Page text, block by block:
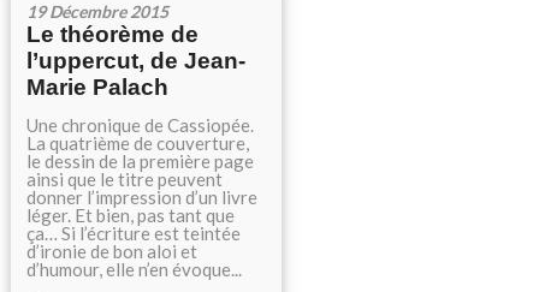
19 Décembre 2015
Le théorème de
l’uppercut, de Jean-
Marie Palach
Une chronique de Cassiopée.
La quatrième de couverture,
le dessin de la première page
ainsi que le titre peuvent
donner l’impression d’un livre
léger. Et bien, pas tant que
ça… Si l’écriture est teintée
d’ironie de bon aloi et
d’humour, elle n’en évoque...